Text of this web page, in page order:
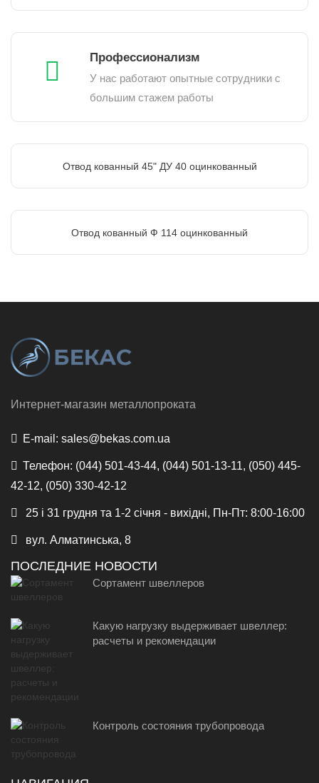
Профессионализм
У нас работают опытные сотрудники с
большим стажем работы
Отвод кованный 45" ДУ 40 оцинкованный
Отвод кованный Ф 114 оцинкованный
Интернет-магазин металлопроката
E-mail: sales@bekas.com.ua
Телефон: (044) 501-43-44, (044) 501-13-11, (050) 445-
42-12, (050) 330-42-12
25 і 31 грудня та 1-2 січня - вихідні, Пн-Пт: 8:00-16:00
вул. Алматинська, 8
ПОСЛЕДНИЕ НОВОСТИ
Сортамент швеллеров
Какую нагрузку выдерживает швеллер:
расчеты и рекомендации
Контроль состояния трубопровода